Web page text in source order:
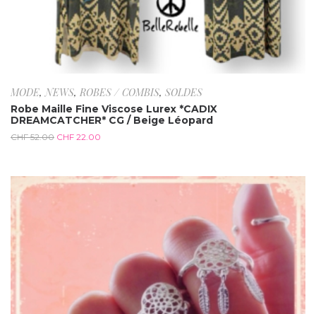
MODE,NEWS, ROBES / COMBIS, SOLDES
Robe Maille Fine Viscose Lurex *CADIX
DREAMCATCHER* CG / Beige Léopard
CHF52.00 CHF 22.00